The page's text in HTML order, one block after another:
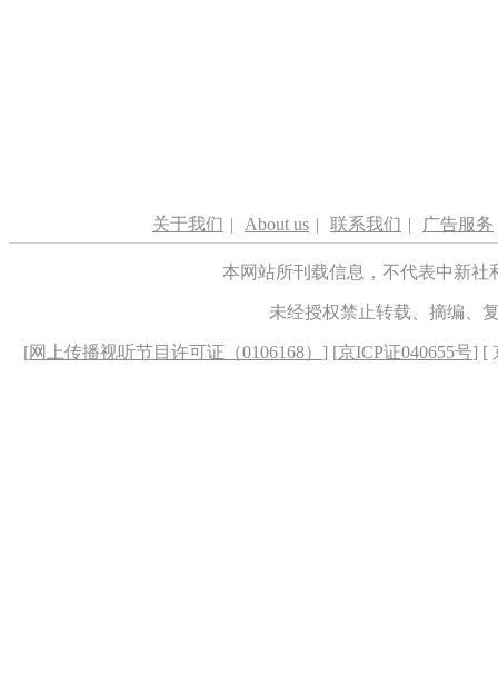
关于我们 | About us | 联系我们 | 广告服务
本网站所刊载信息，不代表中新
未经授权禁止转载、摘编、
[网上传播视听节目许可证（0106168） ] [京ICP证040655号] [